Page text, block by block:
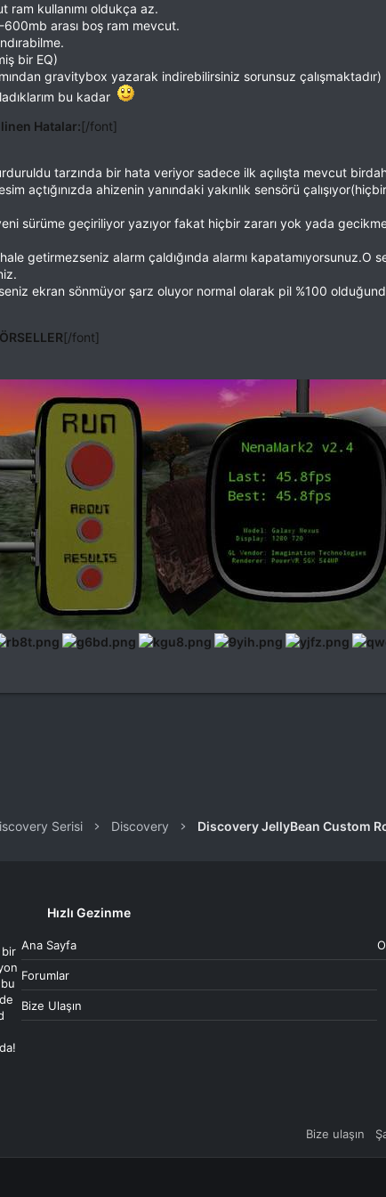
ram kullanımı oldukça az.
600mb arası boş ram mevcut.
bir EQ)
gravitybox yazarak indirebilirsiniz sorunsuz çalışmaktadır)
bu kadar
Hatalar:[/font]
tarzında bir hata veriyor sadece ilk açılışta mevcut
açtığınızda ahizenin yanındaki yakınlık sensörü
sürüme geçiriliyor yazıyor fakat hiçbir zararı yok yada
getirmezseniz alarm çaldığında alarmı kapatamıyorsunuz.O
ekran sönmüyor şarz oluyor normal olarak pil %100
[/font]
Serisi Discovery Discovery JellyBean Custom
bir
Hızlı Gezinme
Ana Sayfa
Forumlar
Bize Ulaşın
Bize ulaşın